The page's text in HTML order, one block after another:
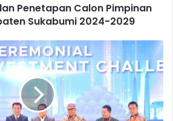
Penetapan Calon Pimpinan
Sukabumi 2024-2029